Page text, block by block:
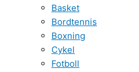
Basket
Bordtennis
Boxning
Cykel
Fotboll